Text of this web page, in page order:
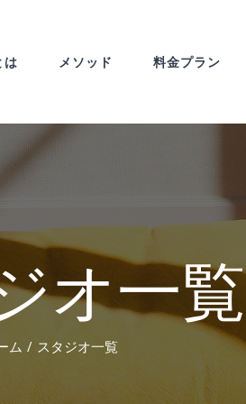
は メソッド 料金プラン
オ一覧
ム スタジオ一覧